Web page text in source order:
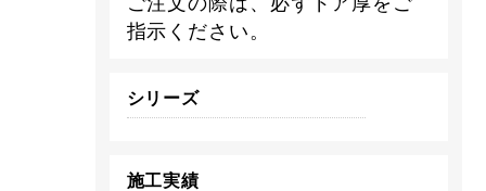
指示ください。
シリーズ
施工実績